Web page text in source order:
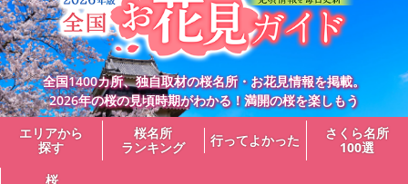
全国1400カ所、独自取材の桜名所・お花見情報を掲載。
2026年の桜の見頃時期がわかる！満開の桜を楽しもう
エリアから
探す
桜名所
ランキング
行ってよかった
さくら名所
100選
桜